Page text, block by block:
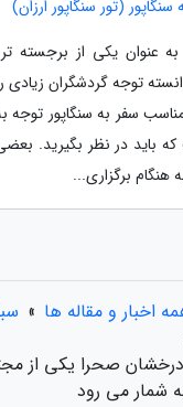
(تور سنگاپور ارزان)
به عنوان یکی از برجسته
توجه گردشگران
مناسب سفر به سنگاپور
که باید در نظر بگیرید.
هنگام برگزاری...
اخبار و مقاله ها »
صحرا یکی از
شمار می رود